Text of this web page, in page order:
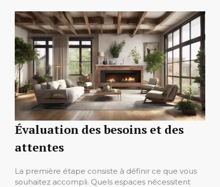
Évaluation des besoins et des
attentes
La première étape consiste à définir ce que vous
souhaitez accompli. Quels espaces nécessitent